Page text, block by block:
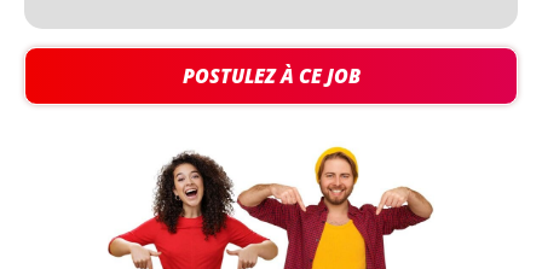
POSTULEZ À CE JOB